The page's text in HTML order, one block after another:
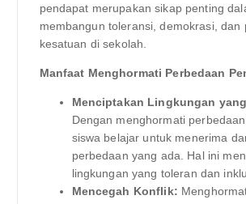
pendapat merupakan sikap penting
membangun toleransi, demokrasi, dan
kesatuan di sekolah.
Manfaat Menghormati Perbedaan
Menciptakan Lingkungan
Dengan menghormati
siswa belajar untuk menerima
perbedaan yang ada. Hal ini
lingkungan yang toleran dan
Mencegah Konflik: